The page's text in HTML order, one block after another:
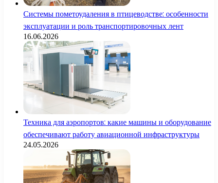
Системы пометоудаления в птицеводстве: особенности
эксплуатации и роль транспортировочных лент
16.06.2026
Техника для аэропортов: какие машины и оборудование
обеспечивают работу авиационной инфраструктуры
24.05.2026